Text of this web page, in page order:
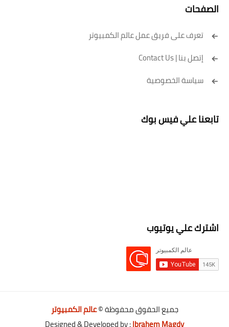
الصفحات
تعرف على فريق عمل عالم الكمبيوتر
إتصل بنا | Contact Us
سياسة الخصوصية
تابعنا علي فيس بوك
اشترك علي يوتيوب
جميع الحقوق محفوظة ©عالم الكمبيوتر